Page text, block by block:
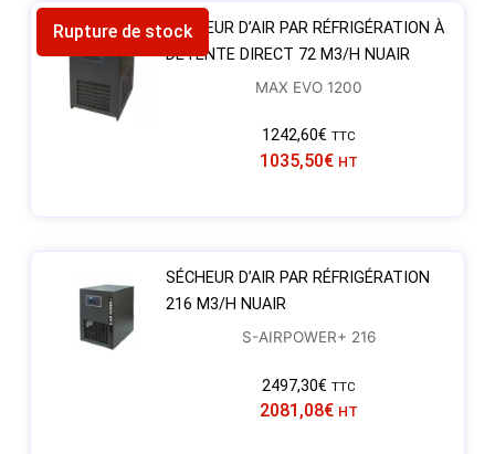
Rupture de stockSÉCHEUR D’AIR PAR RÉFRIGÉRATION À
DÉTENTE DIRECT 72 M3/H NUAIR
MAX EVO 1200
1242,60€ TTC
1035,50€ HT
SÉCHEUR D’AIR PAR RÉFRIGÉRATION
216 M3/H NUAIR
S-AIRPOWER+ 216
2497,30€ TTC
2081,08€ HT